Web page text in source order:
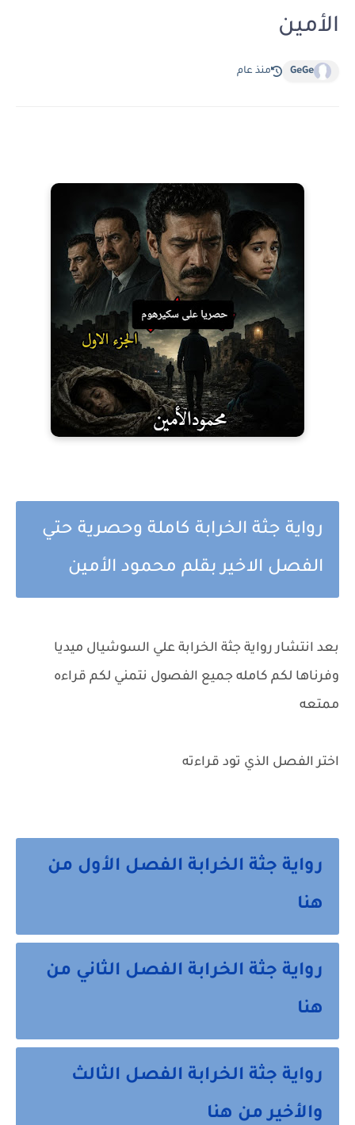
الأمين
GeGe منذ عام
رواية جثة الخرابة كاملة وحصرية حتي
الفصل الاخير بقلم محمود الأمين
بعد انتشار رواية جثة الخرابة علي السوشيال ميديا
وفرناها لكم كامله جميع الفصول نتمني لكم قراءه
ممتعه
اختر الفصل الذي تود قراءته
رواية جثة الخرابة الفصل الأول من
هنا
رواية جثة الخرابة الفصل الثاني من
هنا
رواية جثة الخرابة الفصل الثالث
والأخير من هنا